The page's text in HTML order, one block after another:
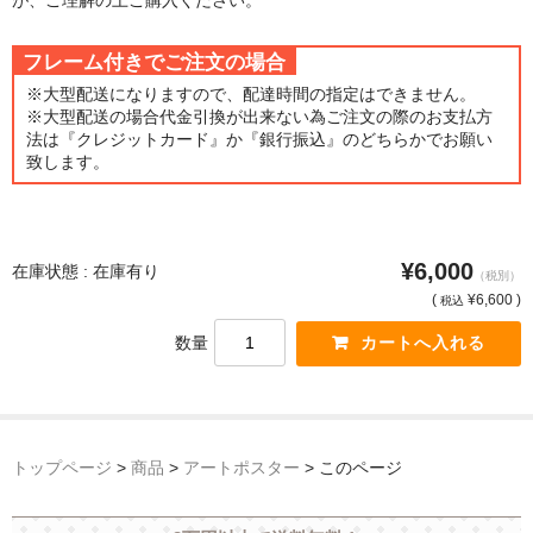
猫・ねこ・ネコ
額装品
額装品一覧
フランス製モノクロフォト額装
フレーム付きでご注文の場合
※大型配送になりますので、配達時間の指定はできません。
※大型配送の場合代金引換が出来ない為ご注文の際のお支払方
法は『クレジットカード』か『銀行振込』のどちらかでお願い
致します。
在庫状態 : 在庫有り ¥6,000 （税別）
( 税込 ¥6,600 )
数量
トップページ > 商品 > アートポスター > このページ